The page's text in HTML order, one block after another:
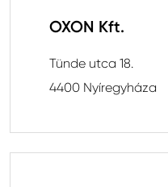
OXON Kft.
Tünde utca 18.
4400 Nyíregyháza